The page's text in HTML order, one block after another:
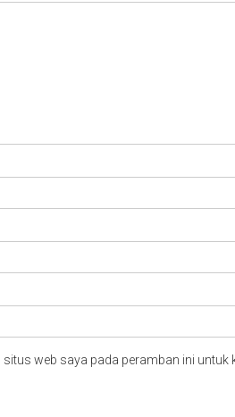
web saya pada peramban ini untuk